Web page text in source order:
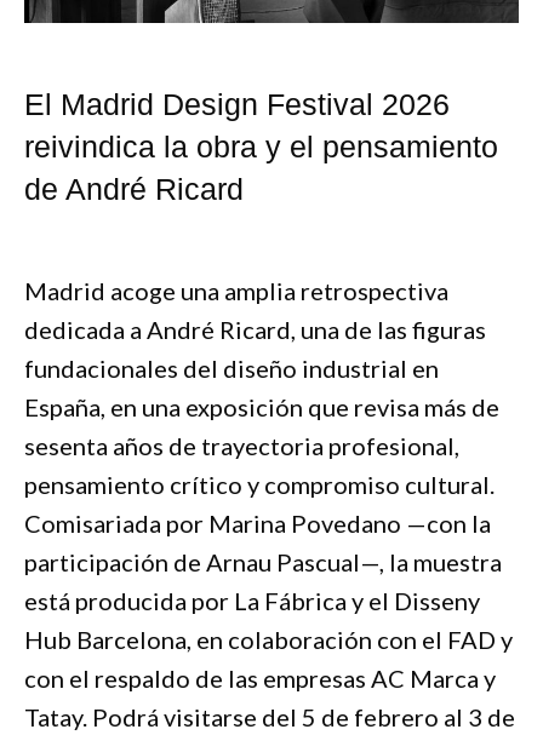
El Madrid Design Festival 2026
reivindica la obra y el pensamiento
de André Ricard
Madrid acoge una amplia retrospectiva
dedicada a André Ricard, una de las figuras
fundacionales del diseño industrial en
España, en una exposición que revisa más de
sesenta años de trayectoria profesional,
pensamiento crítico y compromiso cultural.
Comisariada por Marina Povedano —con la
participación de Arnau Pascual—, la muestra
está producida por La Fábrica y el Disseny
Hub Barcelona, en colaboración con el FAD y
con el respaldo de las empresas AC Marca y
Tatay. Podrá visitarse del 5 de febrero al 3 de